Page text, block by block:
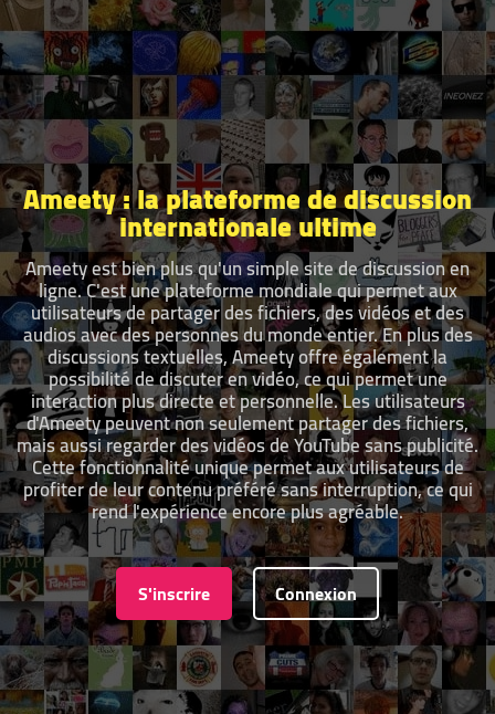
Ameety : la plateforme de discussion
internationale ultime
Ameety est bien plus qu'un simple site de discussion en
ligne. C'est une plateforme mondiale qui permet aux
utilisateurs de partager des fichiers, des vidéos et des
audios avec des personnes du monde entier. En plus des
discussions textuelles, Ameety offre également la
possibilité de discuter en vidéo, ce qui permet une
interaction plus directe et personnelle. Les utilisateurs
d'Ameety peuvent non seulement partager des fichiers,
mais aussi regarder des vidéos de YouTube sans publicité.
Cette fonctionnalité unique permet aux utilisateurs de
profiter de leur contenu préféré sans interruption, ce qui
rend l'expérience encore plus agréable.
S'inscrire Connexion